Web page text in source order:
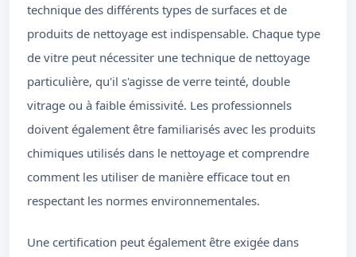
technique des différents types de surfaces et de
produits de nettoyage est indispensable. Chaque type
de vitre peut nécessiter une technique de nettoyage
particulière, qu'il s'agisse de verre teinté, double
vitrage ou à faible émissivité. Les professionnels
doivent également être familiarisés avec les produits
chimiques utilisés dans le nettoyage et comprendre
comment les utiliser de manière efficace tout en
respectant les normes environnementales.
Une certification peut également être exigée dans